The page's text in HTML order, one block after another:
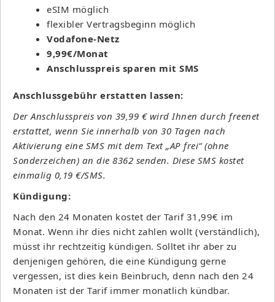
eSIM möglich
flexibler Vertragsbeginn möglich
Vodafone-Netz
9,99€/Monat
Anschlusspreis sparen mit SMS
Anschlussgebühr erstatten lassen:
Der Anschlusspreis von 39,99 € wird Ihnen durch freenet
erstattet, wenn Sie innerhalb von 30 Tagen nach
Aktivierung eine SMS mit dem Text „AP frei“ (ohne
Sonderzeichen) an die 8362 senden. Diese SMS kostet
einmalig 0,19 €/SMS.
Kündigung:
Nach den 24 Monaten kostet der Tarif 31,99€ im
Monat. Wenn ihr dies nicht zahlen wollt (verständlich),
müsst ihr rechtzeitig kündigen. Solltet ihr aber zu
denjenigen gehören, die eine Kündigung gerne
vergessen, ist dies kein Beinbruch, denn nach den 24
Monaten ist der Tarif immer monatlich kündbar.